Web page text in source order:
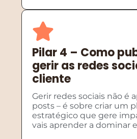
Pilar 4 – Como
gerir as redes
cliente
Gerir redes sociais não é
posts – é sobre criar um
estratégico que gere
vais aprender a dominar